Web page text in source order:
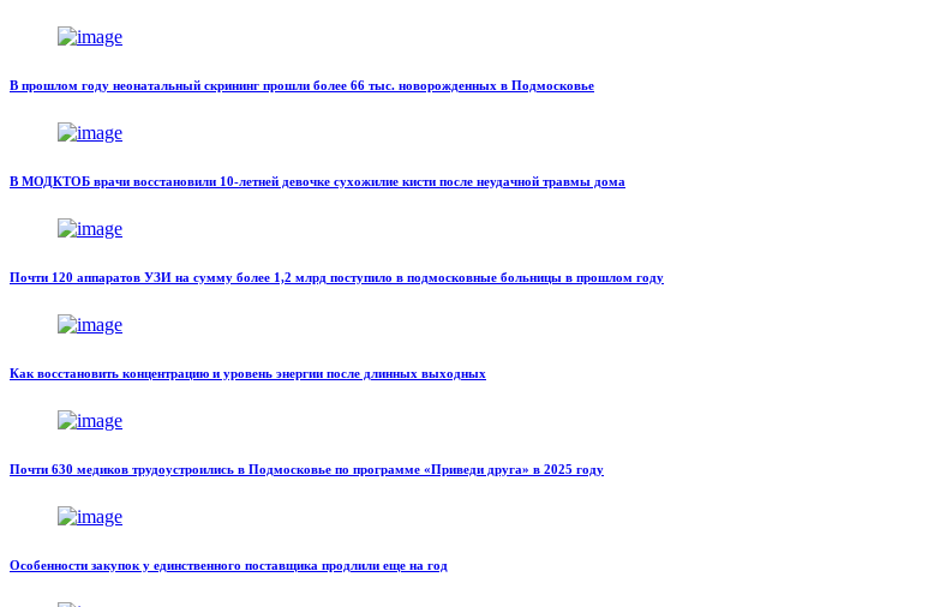
В прошлом году неонатальный скрининг прошли более 66 тыс. новорожденных в Подмосковье
В МОДКТОБ врачи восстановили 10-летней девочке сухожилие кисти после неудачной травмы дома
Почти 120 аппаратов УЗИ на сумму более 1,2 млрд поступило в подмосковные больницы в прошлом году
Как восстановить концентрацию и уровень энергии после длинных выходных
Почти 630 медиков трудоустроились в Подмосковье по программе «Приведи друга» в 2025 году
Особенности закупок у единственного поставщика продлили еще на год